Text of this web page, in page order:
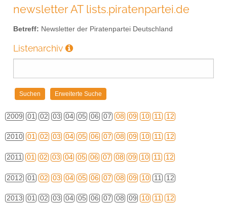
newsletter AT lists.piratenpartei.de
Betreff: Newsletter der Piratenpartei Deutschland
Listenarchiv
2009 01 02 03 04 05 06 07 08 09 10 11 12
2010 01 02 03 04 05 06 07 08 09 10 11 12
2011 01 02 03 04 05 06 07 08 09 10 11 12
2012 01 02 03 04 05 06 07 08 09 10 11 12
2013 01 02 03 04 05 06 07 08 09 10 11 12